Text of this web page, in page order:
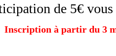
de 5€ vous
Inscription à partir du 3